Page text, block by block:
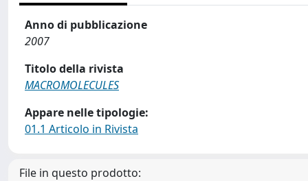
Anno di pubblicazione
2007
Titolo della rivista
MACROMOLECULES
Appare nelle tipologie:
01.1 Articolo in Rivista
File in questo prodotto: